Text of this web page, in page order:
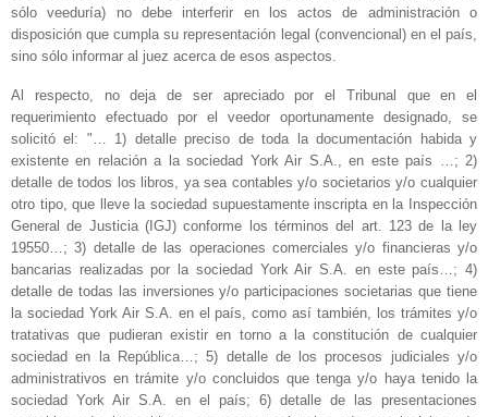
sólo veeduría) no debe interferir en los actos de administración o
disposición que cumpla su representación legal (convencional) en el país,
sino sólo informar al juez acerca de esos aspectos.
Al respecto, no deja de ser apreciado por el Tribunal que en el
requerimiento efectuado por el veedor oportunamente designado, se
solicitó el: "… 1) detalle preciso de toda la documentación habida y
existente en relación a la sociedad York Air S.A., en este país …; 2)
detalle de todos los libros, ya sea contables y/o societarios y/o cualquier
otro tipo, que lleve la sociedad supuestamente inscripta en la Inspección
General de Justicia (IGJ) conforme los términos del art. 123 de la ley
19550…; 3) detalle de las operaciones comerciales y/o financieras y/o
bancarias realizadas por la sociedad York Air S.A. en este país…; 4)
detalle de todas las inversiones y/o participaciones societarias que tiene
la sociedad York Air S.A. en el país, como así también, los trámites y/o
tratativas que pudieran existir en torno a la constitución de cualquier
sociedad en la República…; 5) detalle de los procesos judiciales y/o
administrativos en trámite y/o concluidos que tenga y/o haya tenido la
sociedad York Air S.A. en el país; 6) detalle de las presentaciones